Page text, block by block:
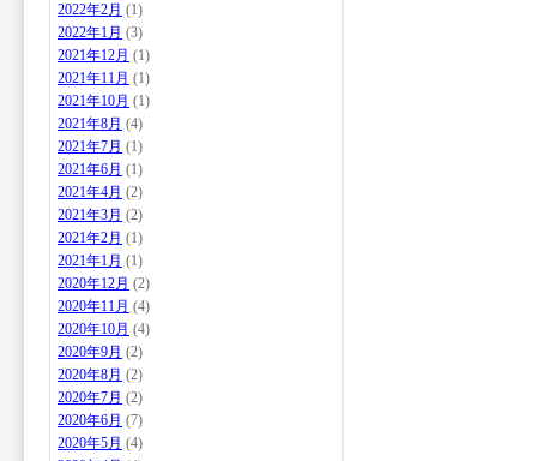
2022年2月 (1)
2022年1月 (3)
2021年12月 (1)
2021年11月 (1)
2021年10月 (1)
2021年8月 (4)
2021年7月 (1)
2021年6月 (1)
2021年4月 (2)
2021年3月 (2)
2021年2月 (1)
2021年1月 (1)
2020年12月 (2)
2020年11月 (4)
2020年10月 (4)
2020年9月 (2)
2020年8月 (2)
2020年7月 (2)
2020年6月 (7)
2020年5月 (4)